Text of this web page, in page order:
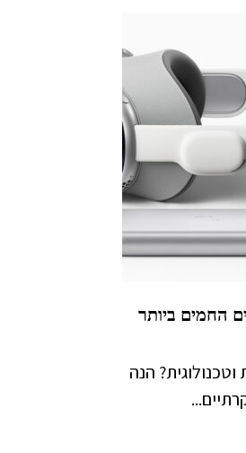
החמים ביותר
הנה